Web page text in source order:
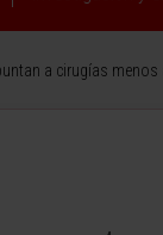
a cirugías